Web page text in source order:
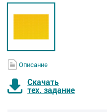
Описание
Скачать
тех. задание